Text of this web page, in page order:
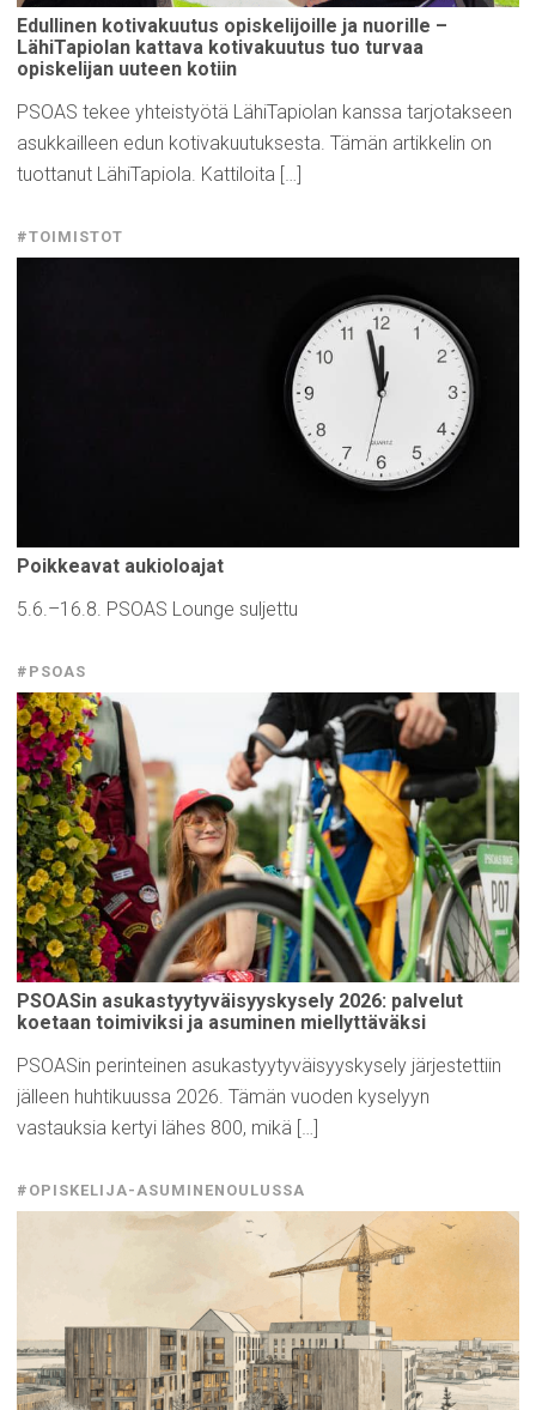
Edullinen kotivakuutus opiskelijoille ja nuorille –
LähiTapiolan kattava kotivakuutus tuo turvaa
opiskelijan uuteen kotiin
PSOAS tekee yhteistyötä LähiTapiolan kanssa tarjotakseen
asukkailleen edun kotivakuutuksesta. Tämän artikkelin on
tuottanut LähiTapiola. Kattiloita […]
#TOIMISTOT
Poikkeavat aukioloajat
5.6.–16.8. PSOAS Lounge suljettu
#PSOAS
PSOASin asukastyytyväisyyskysely 2026: palvelut
koetaan toimiviksi ja asuminen miellyttäväksi
PSOASin perinteinen asukastyytyväisyyskysely järjestettiin
jälleen huhtikuussa 2026. Tämän vuoden kyselyyn
vastauksia kertyi lähes 800, mikä […]
#OPISKELIJA-ASUMINENOULUSSA